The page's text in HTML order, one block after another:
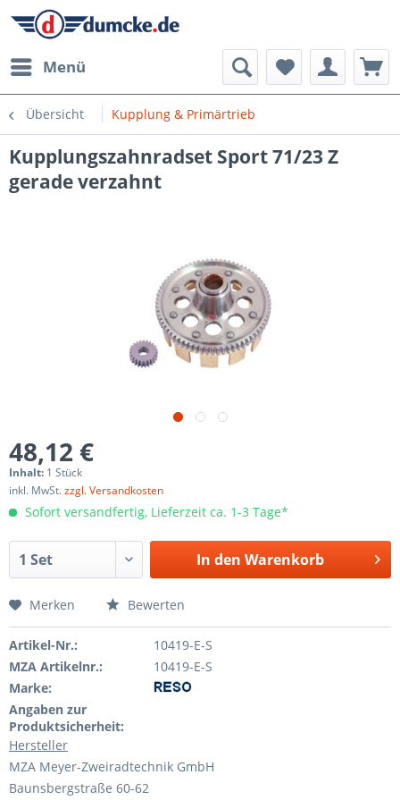
Menü
Übersicht Kupplung & Primärtrieb
Kupplungszahnradset Sport 71/23 Z
gerade verzahnt
48,12 €
Inhalt: 1 Stück
inkl. MwSt.zzgl. Versandkosten
Sofort versandfertig, Lieferzeit ca. 1-3 Tage*
In den Warenkorb
Merken Bewerten
Artikel-Nr.:
10419-E-S
MZA Artikelnr.:
10419-E-S
Marke:
Angaben zur
Produktsicherheit:
Hersteller
MZA Meyer-Zweiradtechnik GmbH
Baunsbergstraße 60-62